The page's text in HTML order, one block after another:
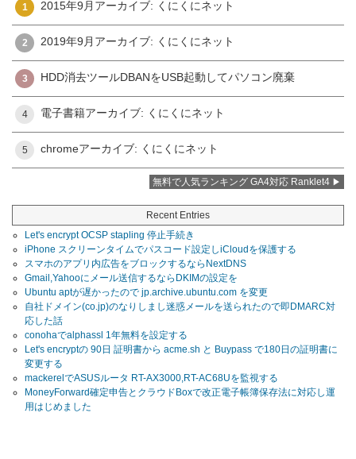
1 2015年9月アーカイブ: くにくにネット
2 2019年9月アーカイブ: くにくにネット
3 HDD消去ツールDBANをUSB起動してパソコン廃棄
4 電子書籍アーカイブ: くにくにネット
5 chromeアーカイブ: くにくにネット
無料で人気ランキング GA4対応 Ranklet4
Recent Entries
Let's encrypt OCSP stapling 停止手続き
iPhone スクリーンタイムでパスコード設定しiCloudを保護する
スマホのアプリ内広告をブロックするならNextDNS
Gmail,Yahooにメール送信するならDKIMの設定を
Ubuntu aptが遅かったので jp.archive.ubuntu.com を変更
自社ドメイン(co.jp)のなりしまし迷惑メールを送られたので即DMARC対
応した話
conohaでalphassl 1年無料を設定する
Let's encryptの 90日 証明書から acme.sh と Buypass で180日の証明書に
変更する
mackerelでASUSルータ RT-AX3000,RT-AC68Uを監視する
MoneyForward確定申告とクラウドBoxで改正電子帳簿保存法に対応し運
用はじめました